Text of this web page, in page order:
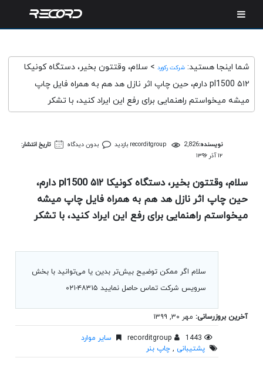
شما اینجا هستید: شرکت رکورد > سلام، وقتتون بخیر، دستگاه کونیکا
۵۱۲ pl1500 دارم، حین چاپ اثر نازل هد هم به همراه فایل چاپ
میشه میخواستم راهنمایی برای رفع این ایراد کنید، با تشکر
نویسنده: recorditgroup 2,826 بازدید بدون دیدگاه
تاریخ انتشار:
۱۲ آذر ۱۳۹۶
سلام، وقتتون بخیر، دستگاه کونیکا ۵۱۲ pl1500 دارم،
حین چاپ اثر نازل هد هم به همراه فایل چاپ میشه
میخواستم راهنمایی برای رفع این ایراد کنید، با تشکر
سلام اگر ممکن توضیح بیش‌تر بدین یا می‌توانید با بخش
سرویس شرکت تماس حاصل نمایید ۴۸۳۱۵-۰۲۱
آخرین بروزرسانی: مهر ۳۰, ۱۳۹۹
1443
سایر موارد
پشتیبانی ,چاپ بنر